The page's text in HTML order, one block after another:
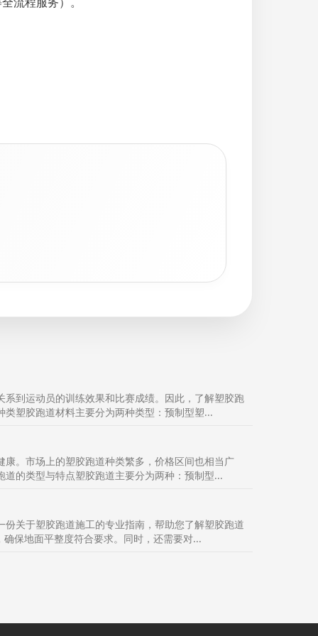
到运动员的训练效果和比赛成绩。因此，了解塑胶跑
塑胶跑道材料主要分为两种类型：预制型塑...
。市场上的塑胶跑道种类繁多，价格区间也相当广
的类型与特点塑胶跑道主要分为两种：预制型...
关于塑胶跑道施工的专业指南，帮助您了解塑胶跑道
保地面平整度符合要求。同时，还需要对...